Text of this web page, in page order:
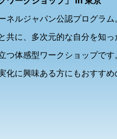
ルジャパン公認プログラム。
共に、多次元的な自分を知
つ体感型ワークショップです
化に興味ある方にもおすすめ